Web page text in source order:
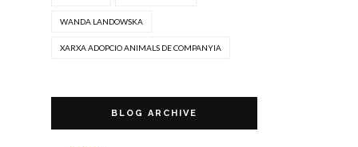
WANDA LANDOWSKA
XARXA ADOPCIO ANIMALS DE COMPANYIA
BLOG ARCHIVE